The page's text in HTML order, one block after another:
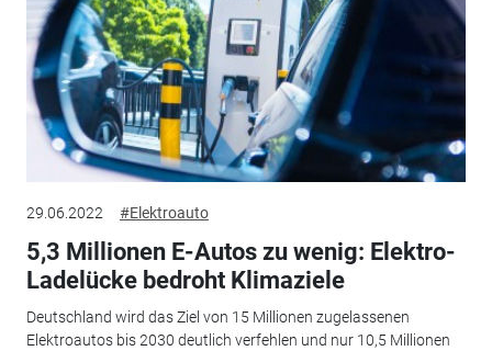
29.06.2022 #Elektroauto
5,3 Millionen E-Autos zu wenig: Elektro-
Ladelücke bedroht Klimaziele
Deutschland wird das Ziel von 15 Millionen zugelassenen
Elektroautos bis 2030 deutlich verfehlen und nur 10,5 Millionen